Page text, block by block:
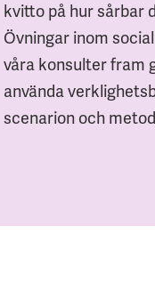
kvitto på hur sårbar
Övningar inom
våra konsulter fram
använda
scenarion och